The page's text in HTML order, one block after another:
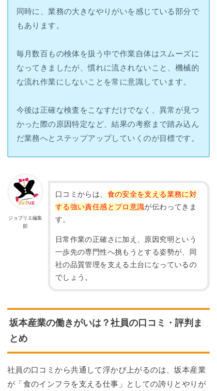
同時に、業務の大きなやりがいを感じている部分で
もあります。
毎月数百もの検体を扱う中で作業自体はスムーズに
なってきましたが、慣れに流されないこと、機械的
な流れ作業にしないことを常に意識しています。
今後は正確な検査をこなすだけでなく、異常が見つ
かった際の原因特定など、結果の考察まで踏み込ん
だ業務へとステップアップしていくのが目標です。
ジョブリエ編集
部
口コミからは、 食の安全を支える業務に対
する強い責任感とプロ意識が伝わってきま
す。
日常作業の正確さに加え、原因究明という
一歩先の専門性へ挑もうとする姿勢が、同
社の品質管理を支える土台になっているの
でしょう。
坂本産業の働きがいは？社員の口コミ・評判ま
とめ
社員の口コミから共通して浮かび上がるのは、坂本産業
が「食のインフラを支える仕事」としての誇りとやりが